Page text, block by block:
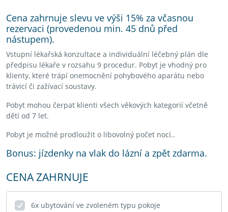
Cena zahrnuje slevu ve výši 15% za včasnou
rezervaci (provedenou min. 45 dnů před
nástupem).
Vstupní lékařská konzultace a individuální léčebný plán dle
předpisu lékaře v rozsahu 9 procedur. Pobyt je vhodný pro
klienty, které trápí onemocnění pohybového aparátu nebo
trávicí či zažívací soustavy.
Pobyt mohou čerpat klienti všech věkových kategorií včetně
dětí od 7 let.
Pobyt je možné prodloužit o libovolný počet nocí..
Bonus: jízdenky na vlak do lázní a zpět zdarma.
CENA ZAHRNUJE
6x ubytování ve zvoleném typu pokoje